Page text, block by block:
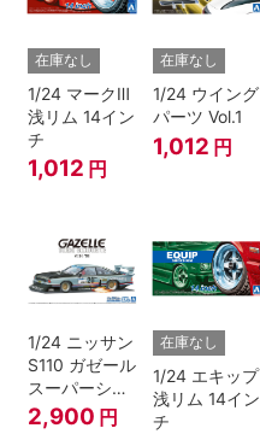
在庫なし
1/24 マークⅢ
浅リム 14イン
チ
1,012 円
在庫なし
1/24 ウイング
パーツ Vol.1
1,012 円
1/24 ニッサン
S110 ガゼール
スーパーシル
エット '81
2,900 円
在庫なし
1/24 エキップ
浅リム 14イン
チ